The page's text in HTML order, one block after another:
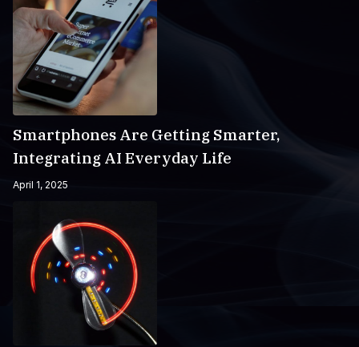
Smartphones Are Getting Smarter,
Integrating AI Everyday Life
April 1, 2025